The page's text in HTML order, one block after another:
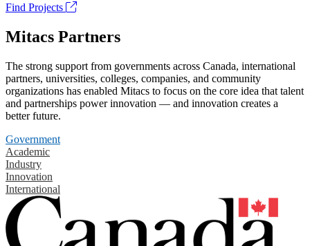
Find Projects
Mitacs Partners
The strong support from governments across Canada, international
partners, universities, colleges, companies, and community
organizations has enabled Mitacs to focus on the core idea that talent
and partnerships power innovation — and innovation creates a
better future.
Government
Academic
Industry
Innovation
International